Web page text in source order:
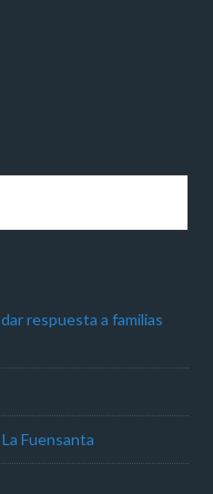
respuesta a familias
Fuensanta